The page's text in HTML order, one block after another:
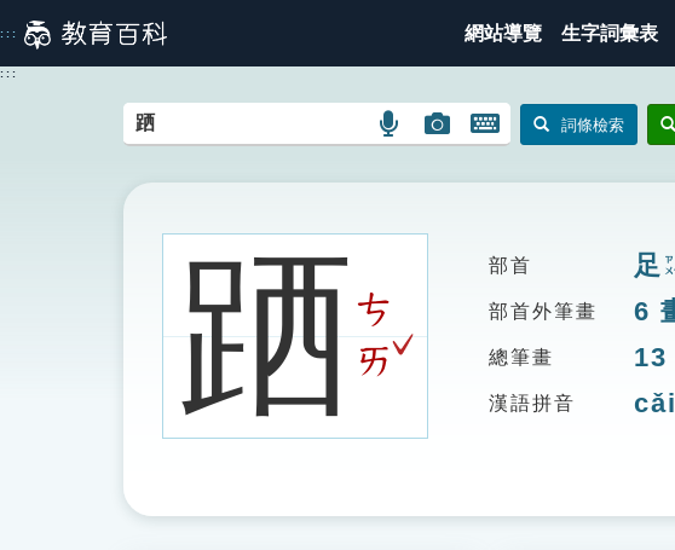
到
主
::: 網站導覽 生字詞彙表
:::
語
搜
圖
圖
搜
開
鍵
示
詞條檢索
跴ㄘ
ㄞ
ˇ
部首 足 ㄗㄨˊ
部首外筆畫 6
總筆畫 13
漢語拼音 cǎi